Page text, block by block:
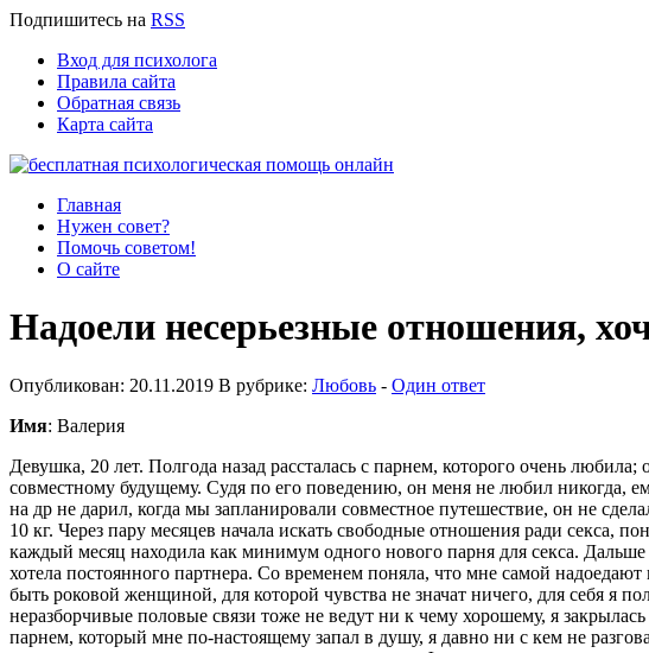
Подпишитесь на RSS
Вход для психолога
Правила сайта
Обратная связь
Карта сайта
Главная
Нужен совет?
Помочь советом!
О сайте
Надоели несерьезные отношения,
Опубликован: 20.11.2019 В рубрике: Любовь - Один ответ
Имя: Валерия
Девушка, 20 лет. Полгода назад рассталась с парнем, которого очень
совместному будущему. Судя по его поведению, он меня не любил никогда,
на др не дарил, когда мы запланировали совместное путешествие, он не
10 кг. Через пару месяцев начала искать свободные отношения ради секса,
каждый месяц находила как минимум одного нового парня для секса.
хотела постоянного партнера. Со временем поняла, что мне самой
быть роковой женщиной, для которой чувства не значат ничего, для себя я
неразборчивые половые связи тоже не ведут ни к чему хорошему, я
парнем, который мне по-настоящему запал в душу, я давно ни с кем не